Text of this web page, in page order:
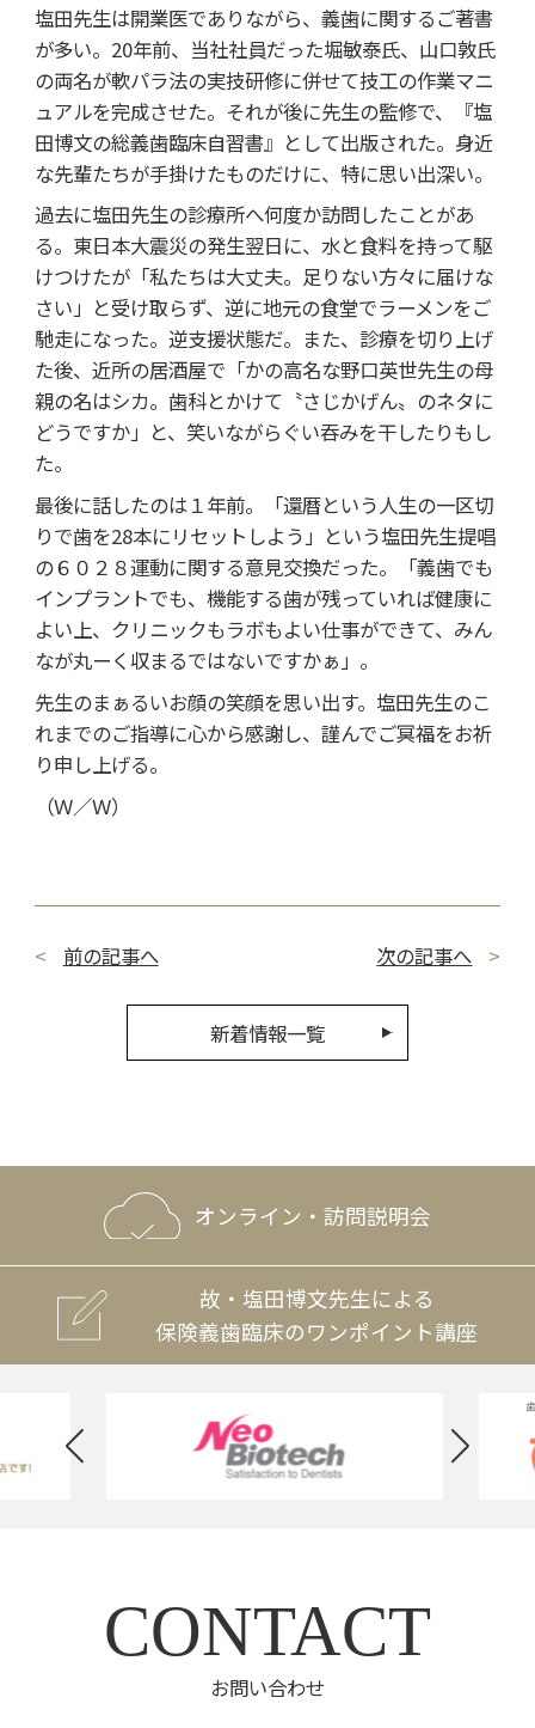
塩田先生は開業医でありながら、義歯に関するご著書
が多い。20年前、当社社員だった堀敏泰氏、山口敦氏
の両名が軟パラ法の実技研修に併せて技工の作業マニ
ュアルを完成させた。それが後に先生の監修で、『塩
田博文の総義歯臨床自習書』として出版された。身近
な先輩たちが手掛けたものだけに、特に思い出深い。
過去に塩田先生の診療所へ何度か訪問したことがあ
る。東日本大震災の発生翌日に、水と食料を持って駆
けつけたが「私たちは大丈夫。足りない方々に届けな
さい」と受け取らず、逆に地元の食堂でラーメンをご
馳走になった。逆支援状態だ。また、診療を切り上げ
た後、近所の居酒屋で「かの高名な野口英世先生の母
親の名はシカ。歯科とかけて〝さじかげん〟のネタに
どうですか」と、笑いながらぐい吞みを干したりもし
た。
最後に話したのは１年前。「還暦という人生の一区切
りで歯を28本にリセットしよう」という塩田先生提唱
の６０２８運動に関する意見交換だった。「義歯でも
インプラントでも、機能する歯が残っていれば健康に
よい上、クリニックもラボもよい仕事ができて、みん
なが丸ーく収まるではないですかぁ」。
先生のまぁるいお顔の笑顔を思い出す。塩田先生のこ
れまでのご指導に心から感謝し、謹んでご冥福をお祈
り申し上げる。
（Ｗ／Ｗ）
前の記事へ 次の記事へ
新着情報一覧
オンライン・訪問説明会
故・塩田博文先生による
保険義歯臨床のワンポイント講座
CONTACT
お問い合わせ